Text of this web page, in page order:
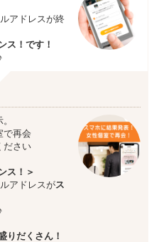
アドレスが終
ス！です！
で再会
ださい
ス！＞
アドレスがス
りだくさん！